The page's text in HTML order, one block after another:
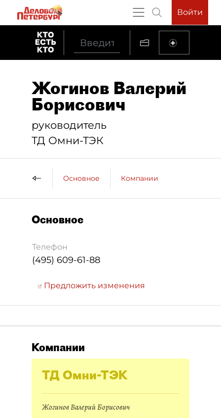
Войти
Жогинов Валерий
Борисович
руководитель
ТД Омни-ТЭК
Основное Компании
Основное
Телефон
(495) 609-61-88
Предложить изменения
Компании
ТД Омни-ТЭК
Жогинов Валерий Борисович